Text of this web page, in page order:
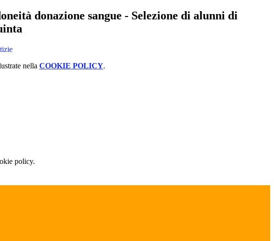
donazione sangue - Selezione di alunni di
nella COOKIE POLICY.
policy.